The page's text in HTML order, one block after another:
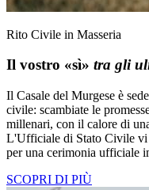
Rito Civile in Masseria
Il vostro «sì» tra gli
Il Casale del Murgese è
civile: scambiate le
millenari, con il calore di
L'Ufficiale di Stato Civile vi
per una cerimonia ufficiale
SCOPRI DI PIÙ